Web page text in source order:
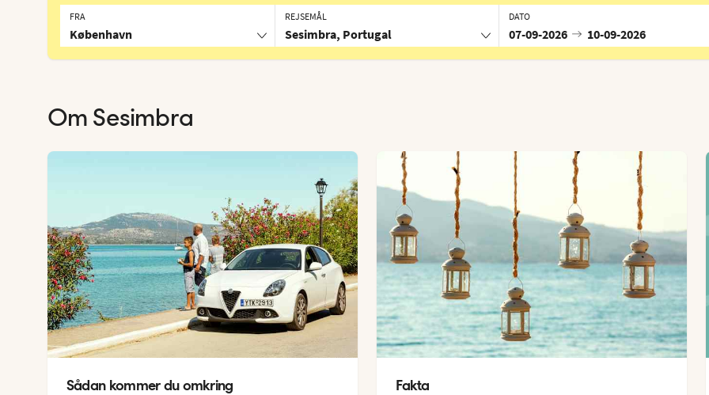
FRA
København
REJSEMÅL
Sesimbra, Portugal
DATO
07-09-2026 10-09-2026
Om Sesimbra
Sådan kommer du omkring Fakta